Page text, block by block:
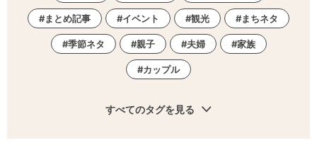
まとめ記事 イベント 観光 まちネタ
季節ネタ 親子 夫婦 家族
カップル
すべてのタグを見る